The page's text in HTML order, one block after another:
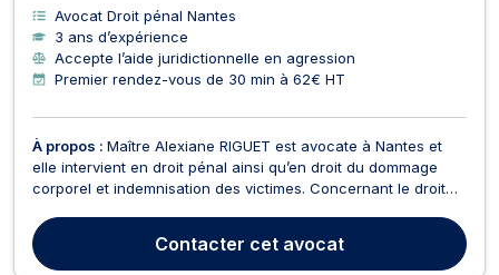
Avocat Droit pénal Nantes
3 ans d’expérience
Accepte l’aide juridictionnelle en agression
Premier rendez-vous de 30 min à 62€ HT
À propos : Maître Alexiane RIGUET est avocate à Nantes et
elle intervient en droit pénal ainsi qu’en droit du dommage
corporel et indemnisation des victimes. Concernant le droit
affaires relatives au droit pénal des affaires et au droit routier
et permis de conduire. En matière de d...
Contacter cet avocat